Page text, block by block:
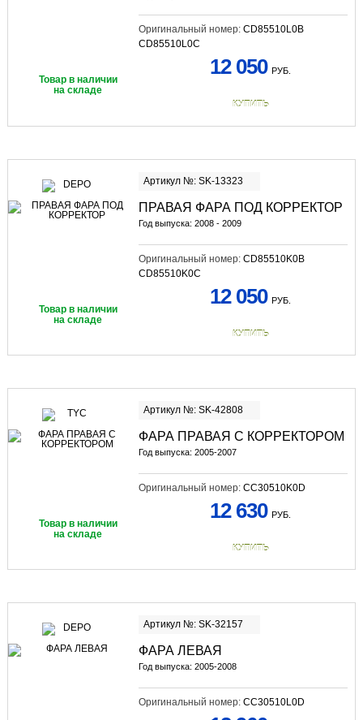
Оригинальный номер: CD85510L0B
CD85510L0C
Товар в наличии
на складе
12 050 РУБ.
КУПИТЬ
Артикул №: SK-13323
ПРАВАЯ ФАРА ПОД КОРРЕКТОР
Год выпуска: 2008 - 2009
Оригинальный номер: CD85510K0B
CD85510K0C
Товар в наличии
на складе
12 050 РУБ.
КУПИТЬ
Артикул №: SK-42808
ФАРА ПРАВАЯ С КОРРЕКТОРОМ
Год выпуска: 2005-2007
Оригинальный номер: CC30510K0D
Товар в наличии
на складе
12 630 РУБ.
КУПИТЬ
Артикул №: SK-32157
ФАРА ЛЕВАЯ
Год выпуска: 2005-2008
Оригинальный номер: CC30510L0D